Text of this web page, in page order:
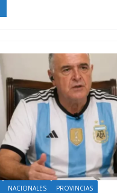
NACIONALES PROVINCIAS